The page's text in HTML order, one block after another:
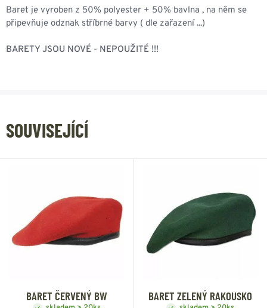
Baret je vyroben z 50% polyester + 50% bavlna , na něm se
připevňuje odznak stříbrné barvy ( dle zařazení ...)
BARETY JSOU NOVÉ - NEPOUŽITÉ !!!
SOUVISEJÍCÍ
BARET ČERVENÝ BW BARET ZELENÝ RAKOUSKO